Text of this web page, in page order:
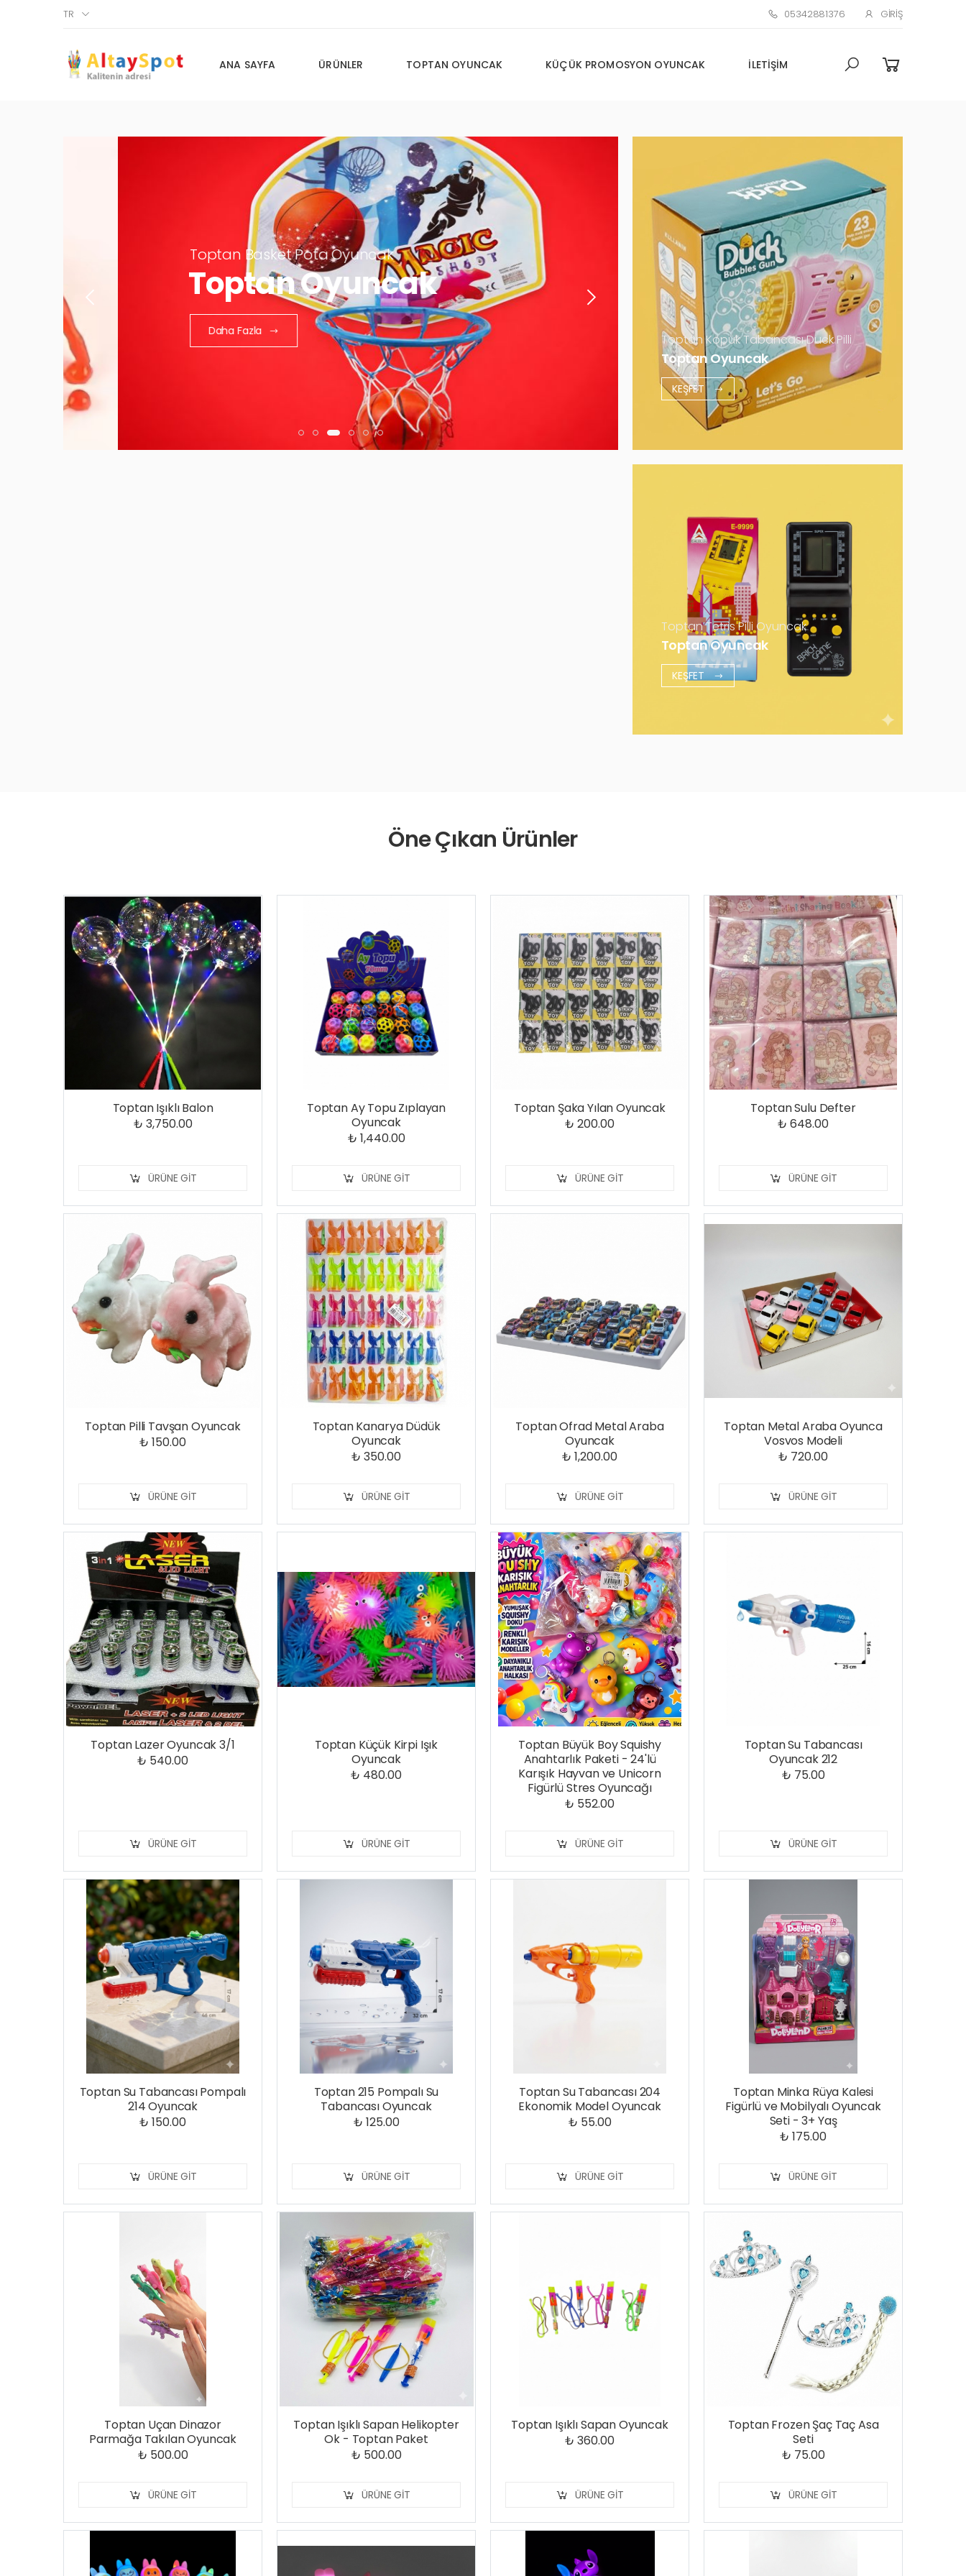
TR 05342881376 GIRIŞ
ANA SAYFA ÜRÜNLER TOPTAN OYUNCAK KÜÇÜK PROMOSYON OYUNCAK İLETIŞIM
Toptan Basket Pota Oyuncak
Toptan Oyuncak
Toptan Oyuncak Çim adam
Küçük
Daha Fazla
Toptan Köpük Tabancası Duck Pilli
Toptan Oyuncak
KEŞFET
Toptan Tetris Pilli Oyuncak
Toptan Oyuncak
KEŞFET
Öne Çıkan Ürünler
Toptan Işıklı Balon
₺ 3,750.00
ÜRÜNE GIT
Toptan Ay Topu Zıplayan
Oyuncak
₺ 1,440.00
ÜRÜNE GIT
Toptan Şaka Yılan Oyuncak
₺ 200.00
ÜRÜNE GIT
Toptan Sulu Defter
₺ 648.00
ÜRÜNE GIT
Toptan Pilli Tavşan Oyuncak
₺ 150.00
ÜRÜNE GIT
Toptan Kanarya Düdük
Oyuncak
₺ 350.00
ÜRÜNE GIT
Toptan Ofrad Metal Araba
Oyuncak
₺ 1,200.00
ÜRÜNE GIT
Toptan Metal Araba Oyunca
Vosvos Modeli
₺ 720.00
ÜRÜNE GIT
Toptan Lazer Oyuncak 3/1
₺ 540.00
ÜRÜNE GIT
Toptan Küçük Kirpi Işık
Oyuncak
₺ 480.00
ÜRÜNE GIT
Toptan Büyük Boy Squishy
Anahtarlık Paketi - 24'lü
Karışık Hayvan ve Unicorn
Figürlü Stres Oyuncağı
₺ 552.00
ÜRÜNE GIT
Toptan Su Tabancası
Oyuncak 212
₺ 75.00
ÜRÜNE GIT
Toptan Su Tabancası Pompalı
214 Oyuncak
₺ 150.00
ÜRÜNE GIT
Toptan 215 Pompalı Su
Tabancası Oyuncak
₺ 125.00
ÜRÜNE GIT
Toptan Su Tabancası 204
Ekonomik Model Oyuncak
₺ 55.00
ÜRÜNE GIT
Toptan Minka Rüya Kalesi
Figürlü ve Mobilyalı Oyuncak
Seti - 3+ Yaş
₺ 175.00
ÜRÜNE GIT
Toptan Uçan Dinazor
Parmağa Takılan Oyuncak
₺ 500.00
ÜRÜNE GIT
Toptan Işıklı Sapan Helikopter
Ok - Toptan Paket
₺ 500.00
ÜRÜNE GIT
Toptan Işıklı Sapan Oyuncak
₺ 360.00
ÜRÜNE GIT
Toptan Frozen Şaç Taç Asa
Seti
₺ 75.00
ÜRÜNE GIT